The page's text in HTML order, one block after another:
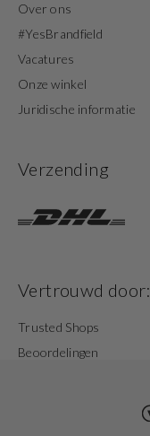
Over ons
#YesBrandfield
Vacatures
Onze winkel
Juridische informatie
Verzending
Vertrouwd door:
Trusted Shops
Beoordelingen